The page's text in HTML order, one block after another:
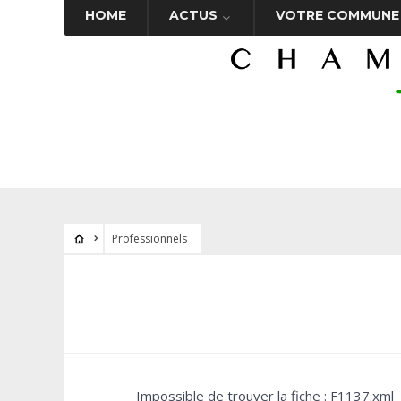
HOME ACTUS VOTRE COMMUNE
Professionnels
Impossible de trouver la fiche : F1137.xml